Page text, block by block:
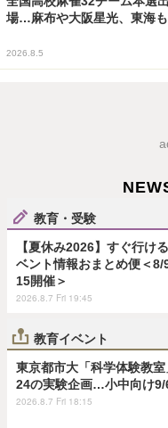
場…麻布や大阪星光、東海も
2026.8.5
教育・受験
【夏休み2026】すぐ行け
ベント情報おまとめ便＜8/
15開催＞
2026.8.7 Fri 19:45
教育イベント
東京都市大「科学体験教室
24の実験企画…小中向け9/
2026.8.7 Fri 18:15